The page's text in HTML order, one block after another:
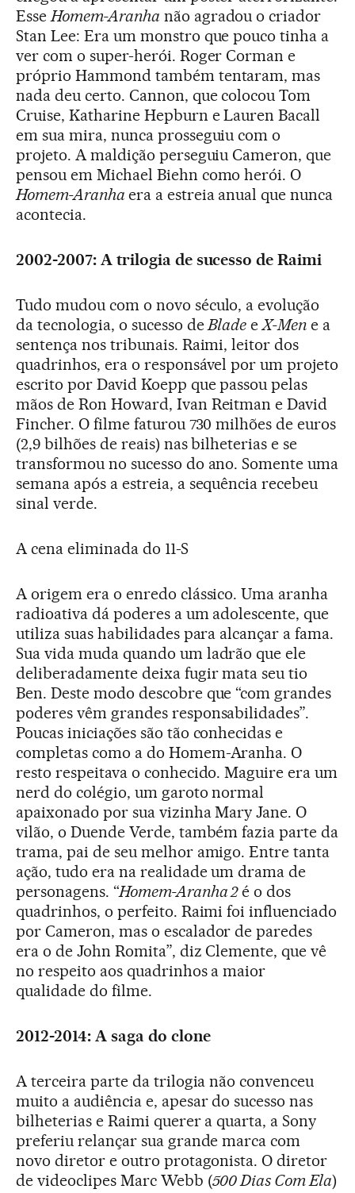
EsseHomem-Aranha não agradou o criador
Stan Lee: Era um monstro que pouco tinha a
ver com o super-herói. Roger Corman e
próprio Hammond também tentaram, mas
nada deu certo. Cannon, que colocou Tom
Cruise, Katharine Hepburn e Lauren Bacall
em sua mira, nunca prosseguiu com o
projeto. A maldição perseguiu Cameron, que
pensou em Michael Biehn como herói. O
Homem-Aranha era a estreia anual que nunca
acontecia.
2002-2007: A trilogia de sucesso de Raimi
Tudo mudou com o novo século, a evolução
da tecnologia, o sucesso deBlade eX-Men e a
sentença nos tribunais. Raimi, leitor dos
quadrinhos, era o responsável por um projeto
escrito por David Koepp que passou pelas
mãos de Ron Howard, Ivan Reitman e David
Fincher. O filme faturou 730 milhões de euros
(2,9 bilhões de reais) nas bilheterias e se
transformou no sucesso do ano. Somente uma
semana após a estreia, a sequência recebeu
sinal verde.
A cena eliminada do 11-S
A origem era o enredo clássico. Uma aranha
radioativa dá poderes a um adolescente, que
utiliza suas habilidades para alcançar a fama.
Sua vida muda quando um ladrão que ele
deliberadamente deixa fugir mata seu tio
Ben. Deste modo descobre que “com grandes
poderes vêm grandes responsabilidades”.
Poucas iniciações são tão conhecidas e
completas como a do Homem-Aranha. O
resto respeitava o conhecido. Maguire era um
nerd do colégio, um garoto normal
apaixonado por sua vizinha Mary Jane. O
vilão, o Duende Verde, também fazia parte da
trama, pai de seu melhor amigo. Entre tanta
ação, tudo era na realidade um drama de
personagens. “Homem-Aranha 2é o dos
quadrinhos, o perfeito. Raimi foi influenciado
por Cameron, mas o escalador de paredes
era o de John Romita”, diz Clemente, que vê
no respeito aos quadrinhos a maior
qualidade do filme.
2012-2014: A saga do clone
A terceira parte da trilogia não convenceu
muito a audiência e, apesar do sucesso nas
bilheterias e Raimi querer a quarta, a Sony
preferiu relançar sua grande marca com
novo diretor e outro protagonista. O diretor
de videoclipes Marc Webb (500 Dias Com Ela)